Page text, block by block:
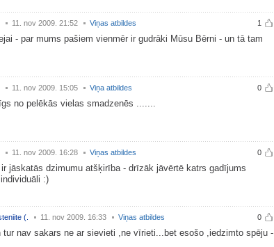
1
11. nov 2009. 21:52 Viņas atbildes
- par mums pašiem vienmēr ir gudrāki Mūsu Bērni - un tā tam
0
11. nov 2009. 15:05 Viņa atbildes
no pelēkās vielas smadzenēs .......
0
11. nov 2009. 16:28 Viņas atbildes
jāskatās dzimumu atšķirība - drīzāk jāvērtē katrs gadījums
:)
0
(. 11. nov 2009. 16:33 Viņas atbildes
tur nav sakars ne ar sievieti ,ne vīrieti...bet esošo ,iedzimto spēju -